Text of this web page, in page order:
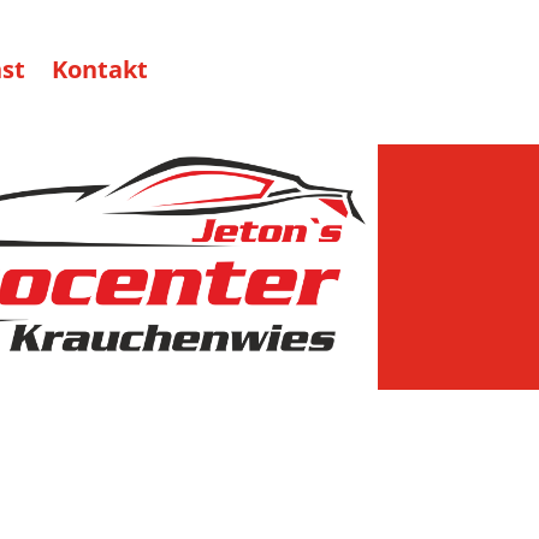
Kontakt